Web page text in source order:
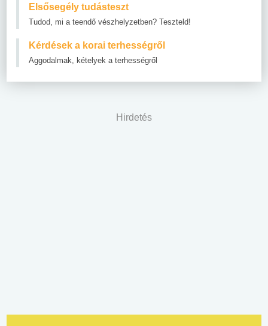
Elsősegély tudásteszt
Tudod, mi a teendő vészhelyzetben? Teszteld!
Kérdések a korai terhességről
Aggodalmak, kételyek a terhességről
Hirdetés